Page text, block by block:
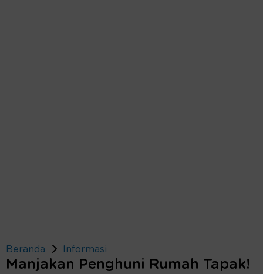
Beranda Informasi
Manjakan Penghuni Rumah Tapak!